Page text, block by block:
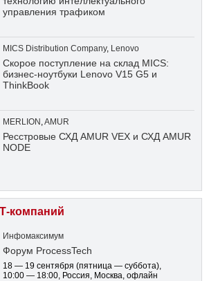
управления трафиком
MICS Distribution Company, Lenovo
Скорое поступление на склад MICS:
бизнес-ноутбуки Lenovo V15 G5 и
ThinkBook
MERLION AMUR
Ресстровые СХД AMUR VEX и СХД AMUR
NODE
компаний
Инфомаксимум
Форум ProcessTech
18 — 19 сентября (пятница — суббота)
10:00 — 18:00 , Россия, Москва, офлайн